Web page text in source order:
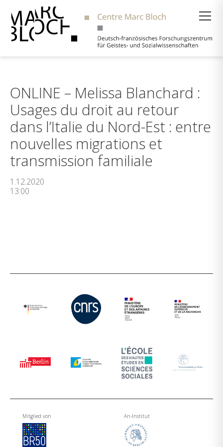
ONLINE – Melissa Blanchard :
Usages du droit au retour
dans l’Italie du Nord-Est : entre
nouvelles migrations et
transmission familiale
1.12.2020
13:00
Mitglied von An-Institut